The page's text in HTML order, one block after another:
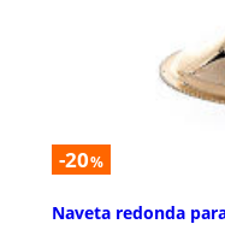
-20%
Naveta redonda